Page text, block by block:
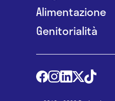
Alimentazione
Genitorialità